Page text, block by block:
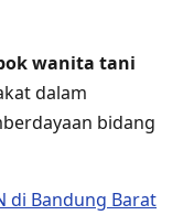
wanita tani
dalam
bidang
di Bandung Barat